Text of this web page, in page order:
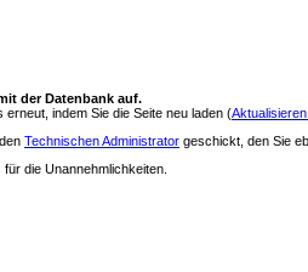
der Datenbank auf.
erneut, indem Sie die Seite neu laden (
Technischen Administrator geschickt, den Sie
die Unannehmlichkeiten.